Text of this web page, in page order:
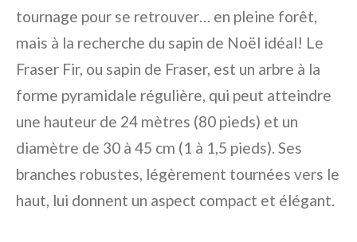
tournage pour se retrouver… en pleine forêt,
mais à la recherche du sapin de Noël idéal! Le
Fraser Fir, ou sapin de Fraser, est un arbre à la
forme pyramidale régulière, qui peut atteindre
une hauteur de 24 mètres (80 pieds) et un
diamètre de 30 à 45 cm (1 à 1,5 pieds). Ses
branches robustes, légèrement tournées vers le
haut, lui donnent un aspect compact et élégant.